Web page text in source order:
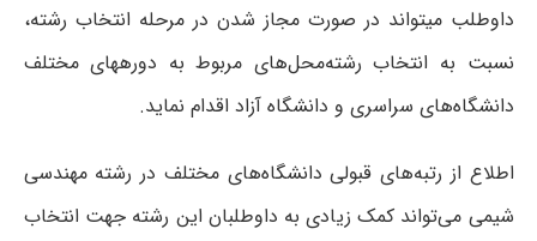
داوطلب می‎تواند در صورت مجاز شدن در مرحله انتخاب رشته،
نسبت به انتخاب رشته‌محل‌های مربوط به دوره‎های مختلف
دانشگاه‌های سراسری و دانشگاه آزاد اقدام نماید.
اطلاع از رتبه‌های قبولی دانشگاه‌های مختلف در رشته مهندسی
شیمی می‌تواند کمک زیادی به داوطلبان این رشته جهت انتخاب